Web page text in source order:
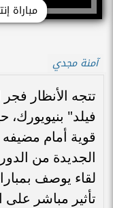
مباراة
آمنة مجدي
تتجه الأنظار
فيلد"
قوية أمام
الجديدة من
لقاء يوصف
تأثير مباشر على